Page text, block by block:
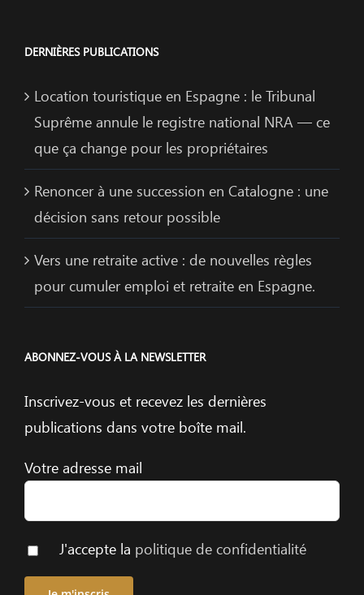
DERNIÈRES PUBLICATIONS
Location touristique en Espagne : le Tribunal
Suprême annule le registre national NRA — ce
que ça change pour les propriétaires
Renoncer à une succession en Catalogne : une
décision sans retour possible
Vers une retraite active : de nouvelles règles
pour cumuler emploi et retraite en Espagne.
ABONNEZ-VOUS À LA NEWSLETTER
Inscrivez-vous et recevez les dernières
publications dans votre boîte mail.
Votre adresse mail
J'accepte la politique de confidentialité